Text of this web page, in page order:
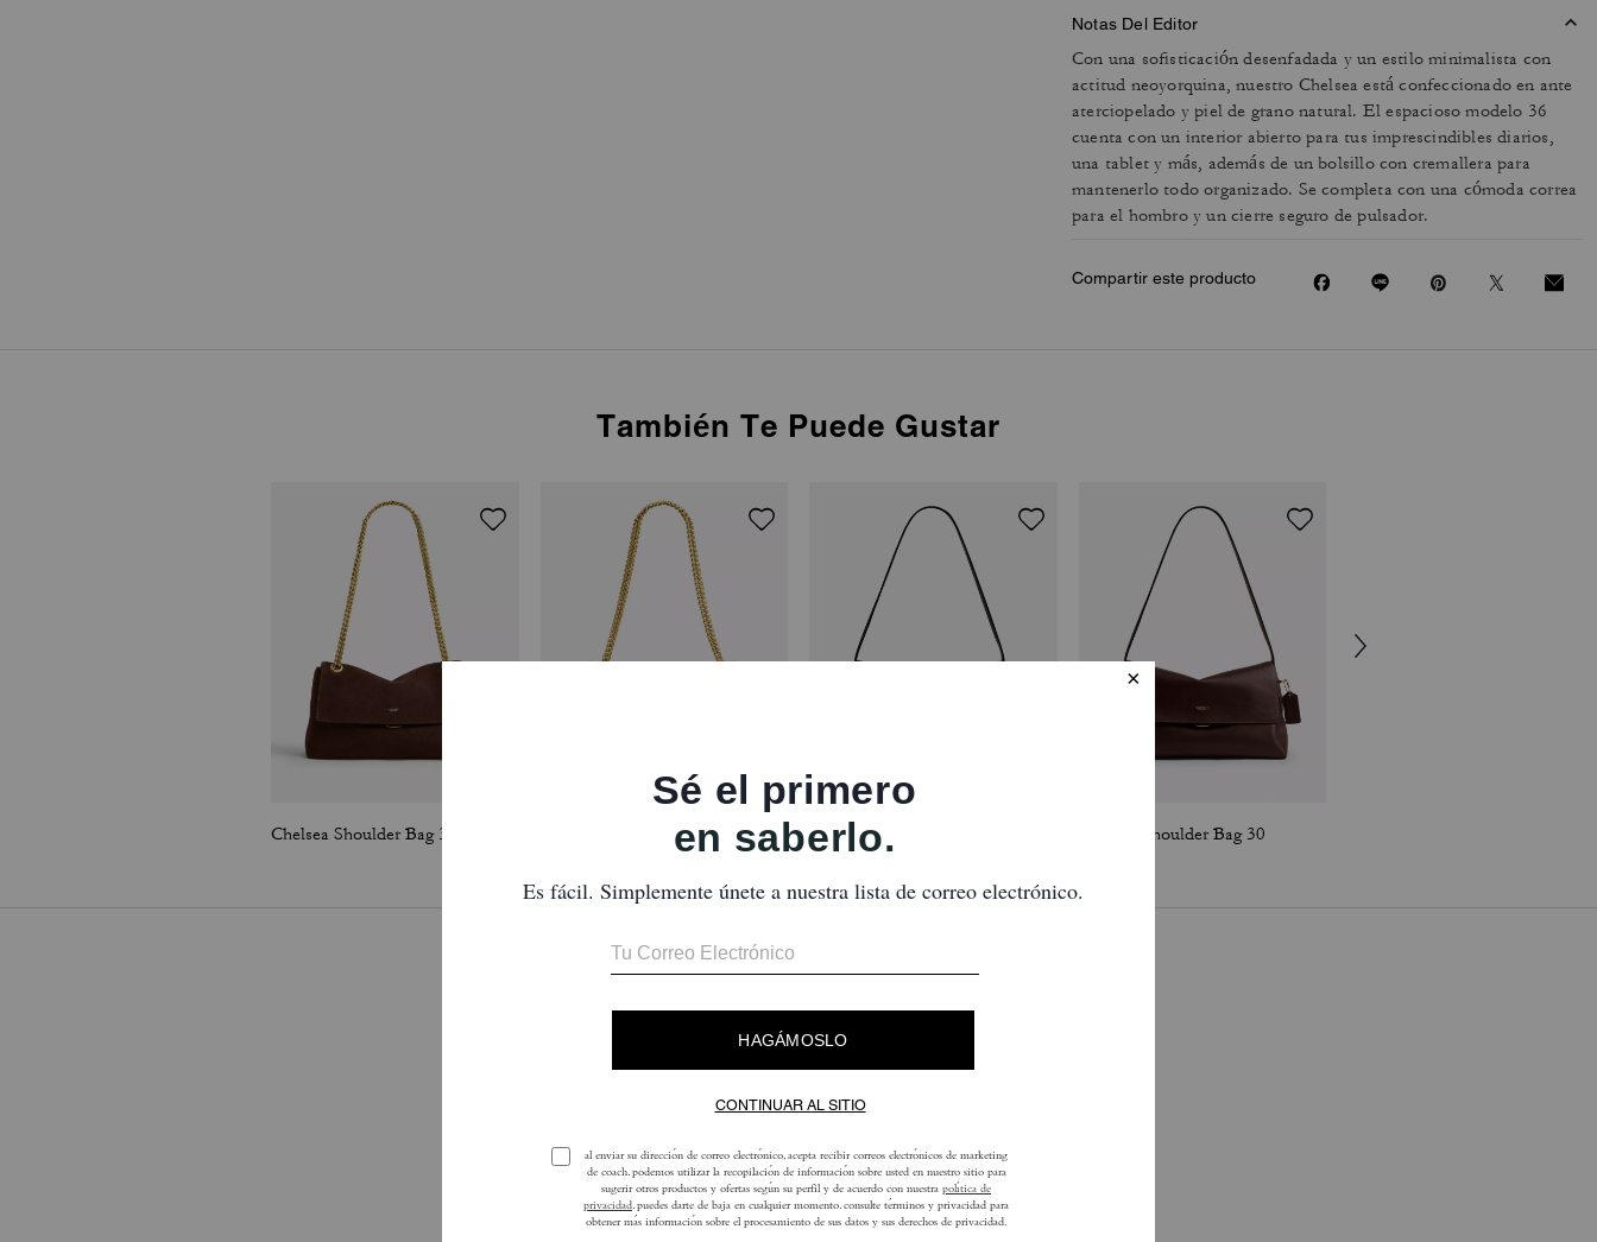
Notas Del Editor
Con una sofisticación desenfadada y un estilo minimalista con
actitud neoyorquina, nuestro Chelsea está confeccionado en ante
aterciopelado y piel de grano natural. El espacioso modelo 36
cuenta con un interior abierto para tus imprescindibles diarios,
una tablet y más, además de un bolsillo con cremallera para
mantenerlo todo organizado. Se completa con una cómoda correa
para el hombro y un cierre seguro de pulsador.
Compartir este producto
También Te Puede Gustar
Chelsea Shoulder Bag 30 With Chain Chelsea Shoulder Bag 30 Chelsea Shoulder Bag 30
Reseñas
Para obtener más información sobre cómo verificamos nuestras reseñas, lee más